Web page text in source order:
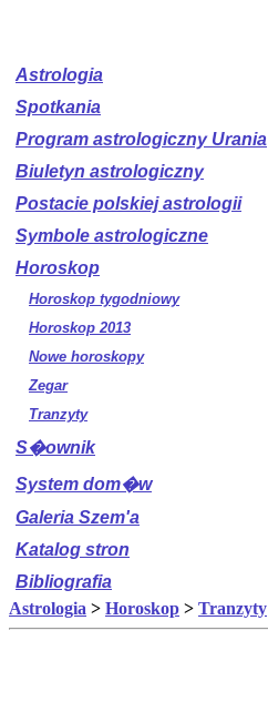
Astrologia
Spotkania
Program astrologiczny Urania
Biuletyn astrologiczny
Postacie polskiej astrologii
Symbole astrologiczne
Horoskop
Horoskop tygodniowy
Horoskop 2013
Nowe horoskopy
Zegar
Tranzyty
S�ownik
System dom�w
Galeria Szem'a
Katalog stron
Bibliografia
Astrologia > Horoskop > Tranzyty